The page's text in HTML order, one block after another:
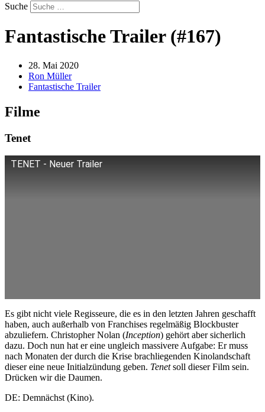
Suche
Fantastische Trailer (#167)
28. Mai 2020
Ron Müller
Fantastische Trailer
Filme
Tenet
TENET - Neuer Trailer
Es gibt nicht viele Regisseure, die es in den letzten Jahren geschafft
haben, auch außerhalb von Franchises regelmäßig Blockbuster
abzuliefern. Christopher Nolan (Inception) gehört aber sicherlich
dazu. Doch nun hat er eine ungleich massivere Aufgabe: Er muss
nach Monaten der durch die Krise brachliegenden Kinolandschaft
dieser eine neue Initialzündung geben. Tenetsoll dieser Film sein.
Drücken wir die Daumen.
DE: Demnächst (Kino).